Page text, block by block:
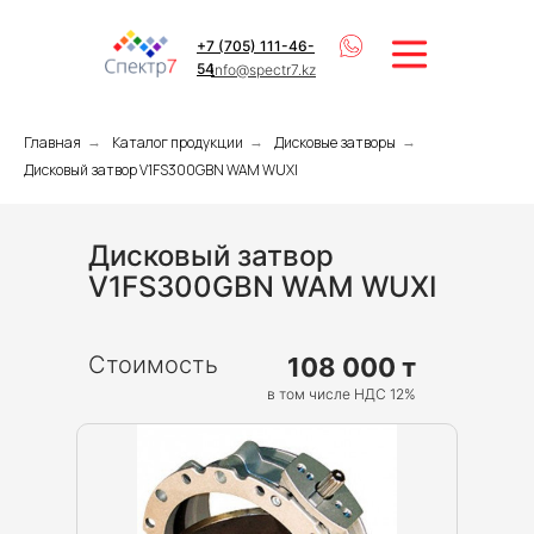
info@spectr7.kz
+7 (705) 111-46-
54
Главная → Каталог продукции → Дисковые затворы →
Дисковый затвор V1FS300GBN WAM WUXI
Дисковый затвор
V1FS300GBN WAM WUXI
в том числе НДС 12%
108 000 т
Стоимость